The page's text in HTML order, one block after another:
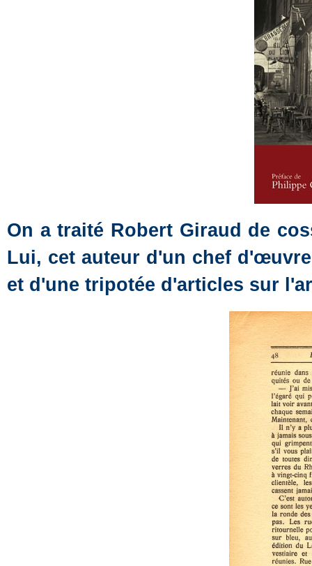
On a traité Robert Giraud de
Lui, cet auteur d'un chef
et d'une tripotée d'articles sur